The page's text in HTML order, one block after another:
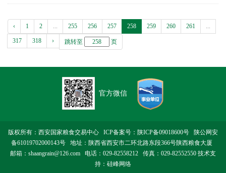
‹ 1 2 ... 255 256 257 258 259 260 261 ...
317 318 › 跳转至 页
官方微信
版权所有：西安国家粮食交易中心 ICP备案号： 陕ICP备09018600号
陕公网安
备61019702000143号地址：陕西省西安市二环北路东段366号陕西粮食大厦
邮箱：shaangrain@126.com 电话：029-82558212 传真：029-82552550 技术支
持： 硅峰网络